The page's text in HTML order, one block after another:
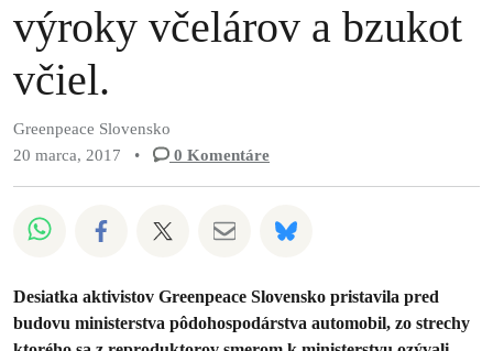
výroky včelárov a bzukot
včiel.
Greenpeace Slovensko
20 marca, 2017
• 0 Komentáre
Zdieľať na Whatsapp
Zdieľať na Facebook
Zdieľať na Twitter
Zdieľať prostredníctvom
Share on Bluesky
Desiatka aktivistov Greenpeace Slovensko pristavila pred
budovu ministerstva pôdohospodárstva automobil, zo strechy